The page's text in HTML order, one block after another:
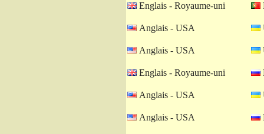
Englais - Royaume-uni
Anglais - USA
Anglais - USA
Englais - Royaume-uni
Anglais - USA
Anglais - USA